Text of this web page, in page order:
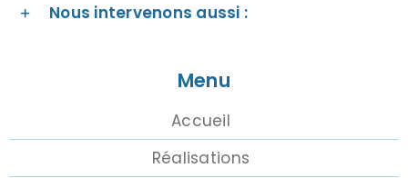
Nous intervenons aussi :
Menu
Accueil
Réalisations